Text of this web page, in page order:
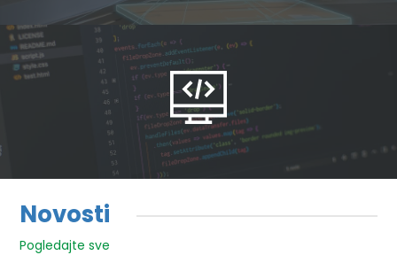
Novosti
Pogledajte sve